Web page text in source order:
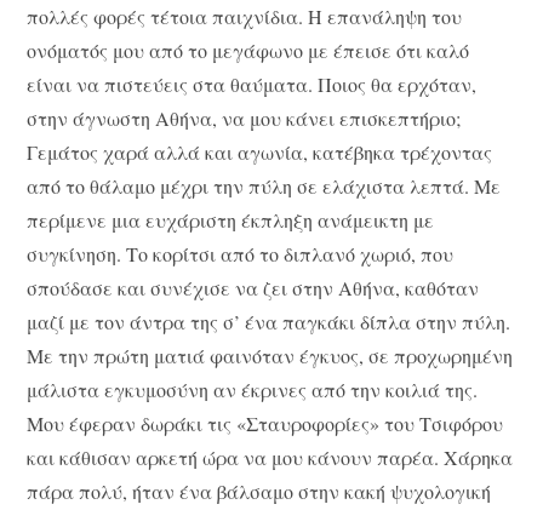
πολλές φορές τέτοια παιχνίδια. Η επανάληψη του
ονόματός μου από το μεγάφωνο με έπεισε ότι καλό
είναι να πιστεύεις στα θαύματα. Ποιος θα ερχόταν,
στην άγνωστη Αθήνα, να μου κάνει επισκεπτήριο;
Γεμάτος χαρά αλλά και αγωνία, κατέβηκα τρέχοντας
από το θάλαμο μέχρι την πύλη σε ελάχιστα λεπτά. Με
περίμενε μια ευχάριστη έκπληξη ανάμεικτη με
συγκίνηση. Το κορίτσι από το διπλανό χωριό, που
σπούδασε και συνέχισε να ζει στην Αθήνα, καθόταν
μαζί με τον άντρα της σ’ ένα παγκάκι δίπλα στην πύλη.
Με την πρώτη ματιά φαινόταν έγκυος, σε προχωρημένη
μάλιστα εγκυμοσύνη αν έκρινες από την κοιλιά της.
Μου έφεραν δωράκι τις «Σταυροφορίες» του Τσιφόρου
και κάθισαν αρκετή ώρα να μου κάνουν παρέα. Χάρηκα
πάρα πολύ, ήταν ένα βάλσαμο στην κακή ψυχολογική